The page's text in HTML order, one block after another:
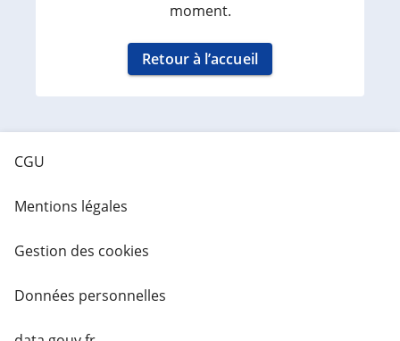
moment.
Retour à l’accueil
CGU
Mentions légales
Gestion des cookies
Données personnelles